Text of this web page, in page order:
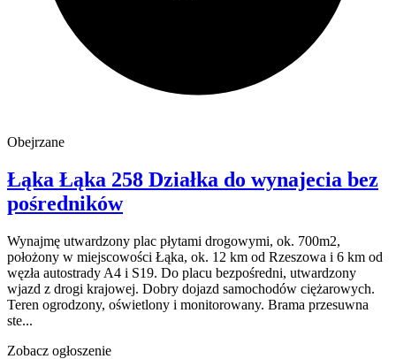
Obejrzane
Łąka Łąka 258 Działka do wynajecia bez
pośredników
Wynajmę utwardzony plac płytami drogowymi, ok. 700m2,
położony w miejscowości Łąka, ok. 12 km od Rzeszowa i 6 km od
węzła autostrady A4 i S19. Do placu bezpośredni, utwardzony
wjazd z drogi krajowej. Dobry dojazd samochodów ciężarowych.
Teren ogrodzony, oświetlony i monitorowany. Brama przesuwna
ste...
Zobacz ogłoszenie